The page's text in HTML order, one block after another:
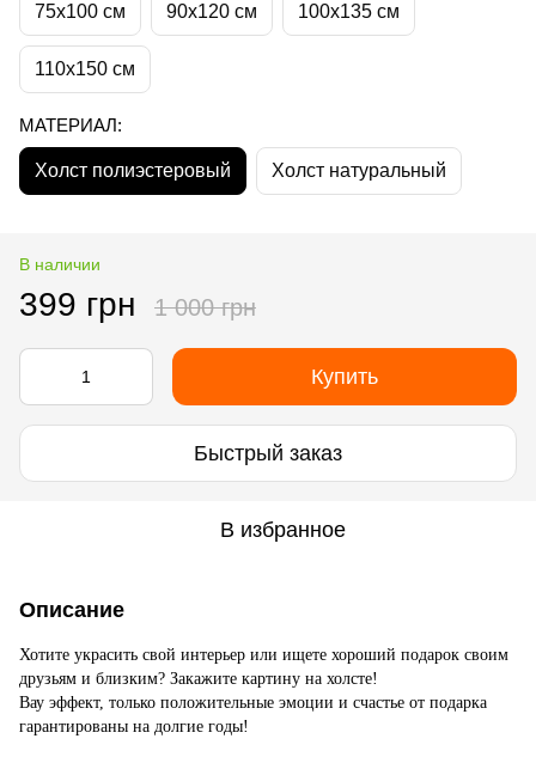
75х100 см 90х120 см 100х135 см
110х150 см
МАТЕРИАЛ:
Холст полиэстеровый Холст натуральный
В наличии
399 грн 1 000 грн
Купить
Быстрый заказ
В избранное
Описание
Хотите украсить свой интерьер или ищете хороший подарок своим
друзьям и близким? Закажите картину на холсте!
Вау эффект, только положительные эмоции и счастье от подарка
гарантированы на долгие годы!